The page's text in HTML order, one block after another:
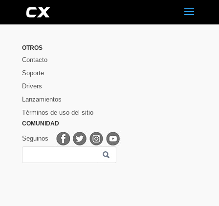
OTROS
Contacto
Soporte
Drivers
Lanzamientos
Términos de uso del sitio
COMUNIDAD
Seguinos